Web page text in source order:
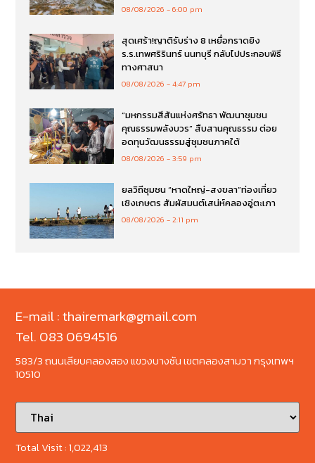
08/08/2026 6:00 pm
สุดเศร้า!ญาติรับร่าง 8 เหยื่อกราดยิง
ร.ร.เทพศริรินทร์ นนทบุรี กลับไปประกอบพิธี
ทางศาสนา
08/08/2026 4:47 pm
“มหกรรมสีสันแห่งศรัทธา พัฒนาชุมชน
คุณธรรมพลังบวร” สืบสานคุณธรรม ต่อย
อดทุนวัฒนธรรมสู่ชุมชนภาคใต้
08/08/2026 3:59 pm
ยลวิถีชุมชน “หาดใหญ่-สงขลา”ท่องเที่ยว
เชิงเกษตร สัมผัสมนต์เสน่ห์คลองอู่ตะเภา
08/08/2026 2:11 pm
E-mail : thairemark@gmail.com
Tel. 083 0694516
583/3 ถนนเลียบคลองสอง แขวงบางชัน เขตคลองสามวา กรุงเทพฯ
10510
Total Visit :1,022,413